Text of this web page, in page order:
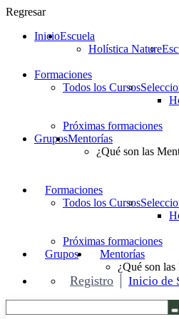
Regresar
InicioEscuela
Holística Nature
Formaciones
Todos los Cursos
Próximas formaciones
GruposMentorías
¿Qué son las
Formaciones
Todos los Cursos
Próximas formaciones
Grupos
Mentorías
¿Qué son
Registro Inicio de